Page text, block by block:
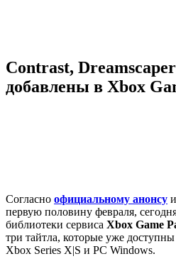
Contrast,
добавлены в Xbox
Согласно официальному анонсу
первую половину февраля,
библиотеки сервиса Xbox Game
три тайтла, которые уже
Xbox Series X|S и PC Windows.